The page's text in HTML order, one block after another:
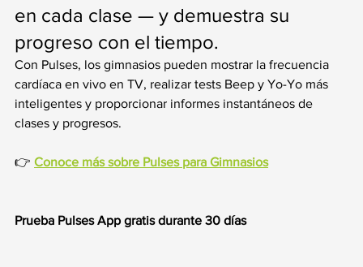
en cada clase — y demuestra su
progreso con el tiempo.
Con Pulses, los gimnasios pueden mostrar la frecuencia
cardíaca en vivo en TV, realizar tests Beep y Yo-Yo más
inteligentes y proporcionar informes instantáneos de
clases y progresos.
👉 Conoce más sobre Pulses para Gimnasios
Prueba Pulses App gratis durante 30 días